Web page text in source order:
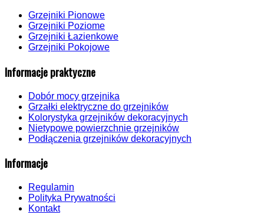
Grzejniki Pionowe
Grzejniki Poziome
Grzejniki Łazienkowe
Grzejniki Pokojowe
Informacje praktyczne
Dobór mocy grzejnika
Grzałki elektryczne do grzejników
Kolorystyka grzejników dekoracyjnych
Nietypowe powierzchnie grzejników
Podłączenia grzejników dekoracyjnych
Informacje
Regulamin
Polityka Prywatności
Kontakt